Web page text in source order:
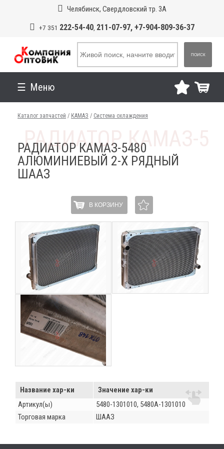
Челябинск, Свердловский тр. 3А
+7 351 222-54-40, 211-07-97, +7-904-809-36-37
ПОИСК
Меню
Каталог запчастей / КАМАЗ / Система охлаждения
РАДИАТОР КАМАЗ-5480
АЛЮМИНИЕВЫЙ 2-Х РЯДНЫЙ
ШААЗ
В КОРЗИНУ
Название хар-ки
Значение хар-ки
Артикул(ы)
5480-1301010, 5480А-1301010
Торговая марка
ШААЗ